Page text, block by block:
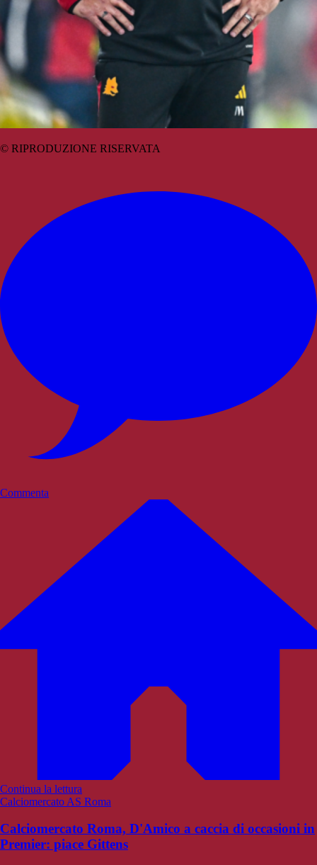
© RIPRODUZIONE RISERVATA
Commenta
Continua la lettura
Calciomercato AS Roma
Calciomercato Roma, D'Amico a caccia di occasioni in
Premier: piace Gittens